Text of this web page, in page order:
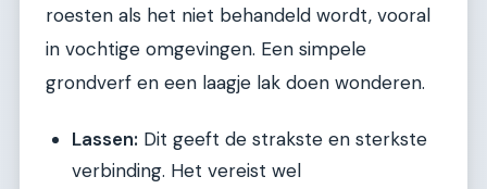
roesten als het niet behandeld wordt, vooral
in vochtige omgevingen. Een simpele
grondverf en een laagje lak doen wonderen.
Lassen: Dit geeft de strakste en sterkste
verbinding. Het vereist wel